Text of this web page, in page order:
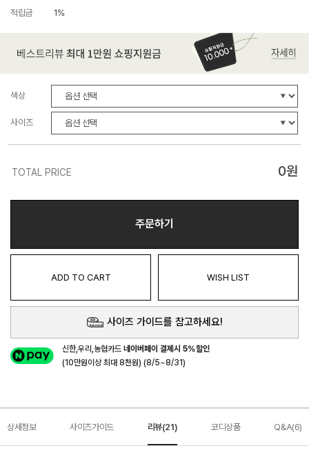
적립금 1%
색상
사이즈
TOTAL PRICE 0원
주문하기
ADD TO CART WISH LIST
사이즈 가이드를 참고하세요!
신한,우리,농협카드네이버페이 결제시 5%할인
(10만원이상 최대 8천원) (8/5~8/31)
상세정보 사이즈가이드 리뷰(21) 코디상품 Q&A(6)